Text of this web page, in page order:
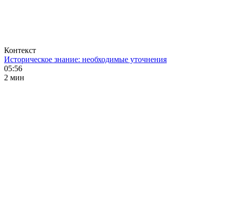
Контекст
Историческое знание: необходимые уточнения
05:56
2 мин